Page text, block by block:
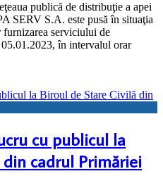
publică de distribuţie a apei
SERV S.A. este pusă în situaţia
furnizarea serviciului de
în intervalul orar
cu publicul la
cadrul Primăriei